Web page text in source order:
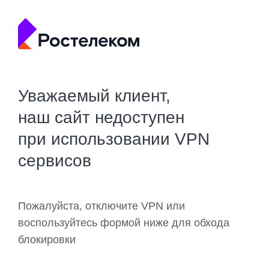
Уважаемый клиент,
наш сайт недоступен
при использовании VPN
сервисов
Пожалуйста, отключите VPN или
воспользуйтесь формой ниже для обхода
блокировки